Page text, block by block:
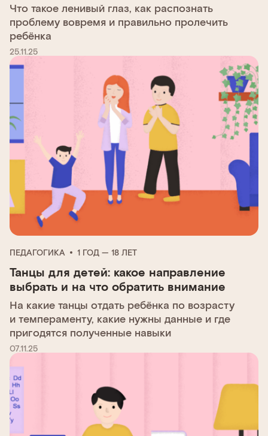
Что такое ленивый глаз, как распознать
проблему вовремя и правильно пролечить
ребёнка
25.11.25
ПЕДАГОГИКА 1 ГОД — 18 ЛЕТ
Танцы для детей: какое направление
выбрать и на что обратить внимание
На какие танцы отдать ребёнка по возрасту
и темпераменту, какие нужны данные и где
пригодятся полученные навыки
07.11.25